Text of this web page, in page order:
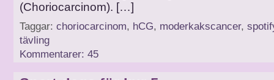
(Choriocarcinom). […]
Taggar: choriocarcinom, hCG, moderkakscancer,
tävling
Kommentarer: 45